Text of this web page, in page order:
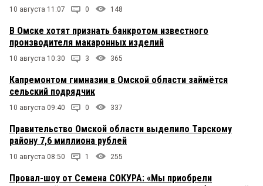
10 августа 11:07 0 148
В Омске хотят признать банкротом известного
производителя макаронных изделий
10 августа 10:30 3 365
Капремонтом гимназии в Омской области займётся
сельский подрядчик
10 августа 09:40 0 337
Правительство Омской области выделило Тарскому
району 7,6 миллиона рублей
10 августа 08:50 1 255
Провал-шоу от Семена СОКУРА: «Мы приобрели